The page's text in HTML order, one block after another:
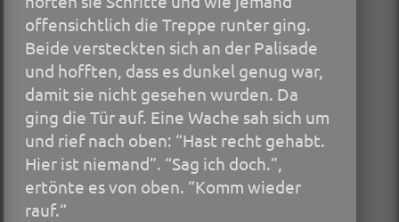
offensichtlich die Treppe runter ging.
Beide versteckten sich an der Palisade
und hofften, dass es dunkel genug war,
damit sie nicht gesehen wurden. Da
ging die Tür auf. Eine Wache sah sich um
und rief nach oben: “Hast recht gehabt.
Hier ist niemand”. “Sag ich doch.”,
ertönte es von oben. “Komm wieder
rauf.“